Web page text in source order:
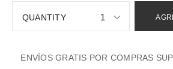
1
2
ENVÍOS GRATIS POR COMPRAS